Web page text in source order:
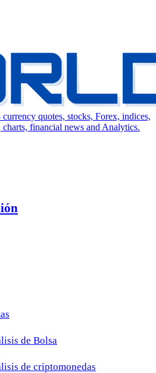
de Bolsa
de criptomonedas